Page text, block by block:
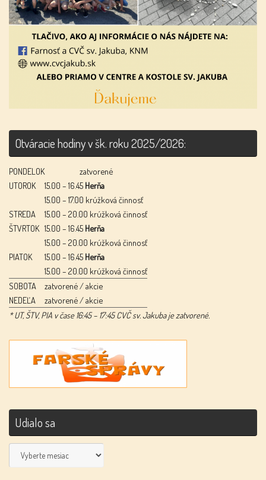
Otváracie hodiny v šk. roku 2025/2026:
PONDELOK
zatvorené
UTOROK
15.00 – 16.45 Herňa
15.00 – 17.00 krúžková činnosť
STREDA
15.00 – 20.00 krúžková činnosť
ŠTVRTOK 15.00 – 16.45 Herňa
15.00 – 20.00 krúžková činnosť
PIATOK
15.00 – 16.45 Herňa
15.00 – 20.00 krúžková činnosť
SOBOTA
zatvorené / akcie
NEDEĽA
zatvorené / akcie
* UT, ŠTV, PIA v čase 16:45 – 17:45 CVČ sv. Jakuba je zatvorené.
Udialo sa